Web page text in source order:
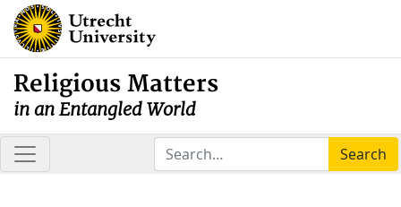
Religious Matters
in an Entangled World
Search